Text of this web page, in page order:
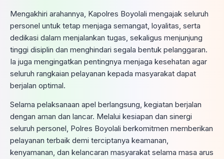
Mengakhiri arahannya, Kapolres Boyolali mengajak seluruh
personel untuk tetap menjaga semangat, loyalitas, serta
dedikasi dalam menjalankan tugas, sekaligus menjunjung
tinggi disiplin dan menghindari segala bentuk pelanggaran.
Ia juga mengingatkan pentingnya menjaga kesehatan agar
seluruh rangkaian pelayanan kepada masyarakat dapat
berjalan optimal.
Selama pelaksanaan apel berlangsung, kegiatan berjalan
dengan aman dan lancar. Melalui kesiapan dan sinergi
seluruh personel, Polres Boyolali berkomitmen memberikan
pelayanan terbaik demi terciptanya keamanan,
kenyamanan, dan kelancaran masyarakat selama masa arus